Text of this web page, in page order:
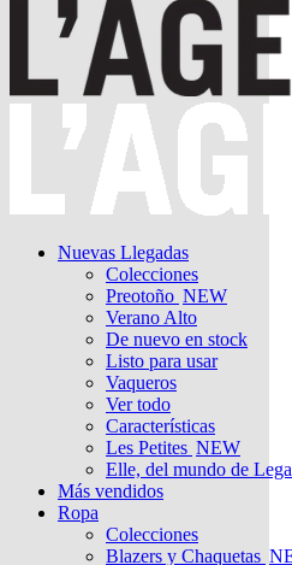
Nuevas Llegadas
Colecciones
Preotoño NEW
Verano Alto
De nuevo en stock
Listo para usar
Vaqueros
Ver todo
Características
Les Petites NEW
Elle, del mundo de
Más vendidos
Ropa
Colecciones
Blazers y Chaquetas